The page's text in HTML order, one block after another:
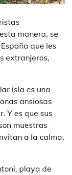
manera, se
que les
extranjeros,
isla es una
ansiosas
Y es que sus
muestras
a la calma,
playa de